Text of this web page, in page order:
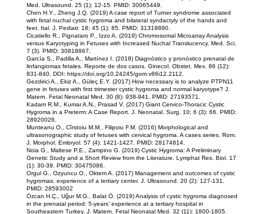
Med. Ultrasound. 25 (1): 12-15. PMID: 30065449.
Chen H.Y., Zheng J.Q. (2019) A case report of Turner syndrome associated
with fetal nuchal cystic hygroma and bilateral syndactyly of the hands and
feet. Ital. J. Pediatr. 18; 45 (1): 85. PMID: 31319890.
Cicatiello R., Pignataro P., Izzo A. (2019) Chromosomal Microarray Analysis
versus Karyotyping in Fetuses with Increased Nuchal Translucency. Med. Sci.
7 (3). PMID: 30818867.
García S., Padilla A., Martínez I. (2018) Diagnóstico y pronóstico prenatal de
linfangiomas fetales. Reporte de dos casos. Ginecol. Obstet. Mex. 86 (12):
831-840. DOI: https://doi.org/10.24245/gom.v86i12.2112.
Gezdirici A., Ekiz A., Güleç E.Y. (2017) How necessary is to analyze PTPN11
gene in fetuses with first trimester cystic hygroma and normal karyotype? J.
Matern. Fetal Neonatal Med. 30 (8): 938-941. PMID: 27193571.
Kadam R.M., Kumar A.N., Prasad V. (2017) Giant Cervico-Thoracic Cystic
Hygroma in a Preterm: A Case Report. J. Neonatal. Surg. 10; 6 (3): 66. PMID:
28920026.
Munteanu O., Cîrstoiu M.M., Filipoiu F.M. (2016) Morphological and
ultrasonographic study of fetuses with cervical hygroma. A cases series. Rom.
J. Morphol. Embryol. 57 (4): 1421-1427. PMID: 28174814.
Noia G., Maltese P.E., Zampino G. (2019) Cystic Hygroma: A Preliminary
Genetic Study and a Short Review from the Literature. Lymphat Res. Biol. 17
(1): 30-39. PMID: 30475086.
Orgul G., Ozyuncu O., Oktem A. (2017) Management and outcomes of cystic
hygromas: experience of a tertiary center. J. Ultrasound. 20 (2): 127-131.
PMID: 28593002
Özcan H.Ç., Uğur M.G., Balat Ö. (2019) Analysis of cystic hygroma diagnosed
in the prenatal period: 5-years’ experience at a tertiary hospital in
Southeastern Turkey. J. Matern. Fetal Neonatal Med. 32 (11): 1800-1805.